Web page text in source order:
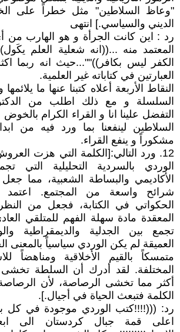
"وعاظ السلاطين" مثل خطراً على
الديني والسياسي.] انتهى
رد : اين كانت الجرأة و هو الهارب من
المعتمد منه ...((انه شعلية العلم
الكفر ليس بكافر))""...حيث انه ربما
العبارتين في كتاباته غير العلمية.
النقاط الأربعة أعلاه كتبنا عنها ما
السلسلة و مع ذلك اطلب من
التفضل علينا انا و القراء الكرام
السلاطين لينفعنا بما ورد فيه من
مشكوراً و ينفع القراء.
12. ورد التالي:[الكلمة التي هزت
الوردي بالسردية التحليلية التي
الأكاديمي والبساطة الشعبية، مما
شرائح واسعة من المجتمع. اعتمد
الحكواتي في الكتابة، فجعل من
المعقدة مادة سهلة الفهم للمتلقي
تجمع بين الجدلية والديمقراطية
العميقة لم يكن الوردي سياسياً بالمعنى
متمسكاً بالقيم الأخلاقية ومناهضاً
المختلفة. لقد أدرك أن السلطة تخشى
أكثر مما تخشى الرصاصة، لأن
الكلمة فتبعث الحياة في أجيال.].
رد: (((!!!!كتب الوردي موجودة في كل
اعلى قمة جبال كردستان الى